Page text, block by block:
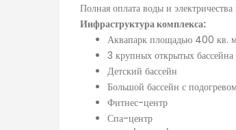
Полная оплата воды и электричества
Инфраструктура комплекса:
Аквапарк площадью 400 кв.
3 крупных открытых бассейна
Детский бассейн
Большой бассейн с
Фитнес-центр
Спа-центр